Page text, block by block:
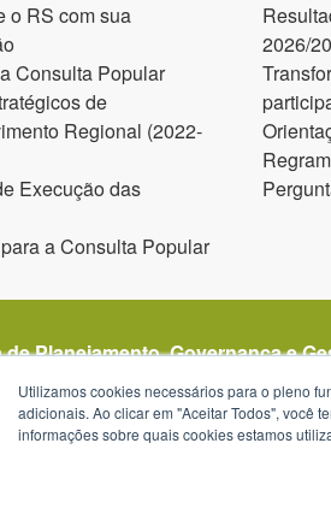
o RS com sua
Consulta Popular
de
Regional (2022-
Execução das
a Consulta Popular
2026/
de Planejamento, Governança e
de Medeiros 1501
20º e 21º andar
- RS -
mapa
Utilizamos cookies necessários para o pleno
adicionais. Ao clicar em "Aceitar Todos", você
informações sobre quais cookies estamos